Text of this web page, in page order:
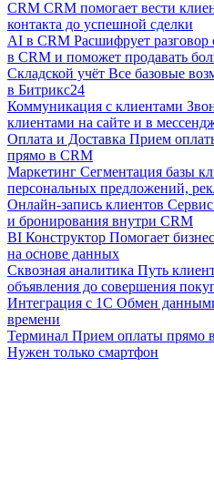
CRM CRM помогает вести
контакта до успешной сделки
AI в CRM Расшифрует
в CRM и поможет продавать
Складской учёт Все базовые
в Битрикс24
Коммуникация с клиентами
клиентами на сайте и в
Оплата и Доставка Прием
прямо в CRM
Маркетинг Сегментация базы
персональных предложений,
Онлайн-запись клиентов
и бронирования внутри CRM
BI Конструктор Помогает
на основе данных
Сквозная аналитика Путь
объявления до совершения
Интеграция с 1С Обмен
времени
Терминал Прием оплаты прямо
Нужен только смартфон